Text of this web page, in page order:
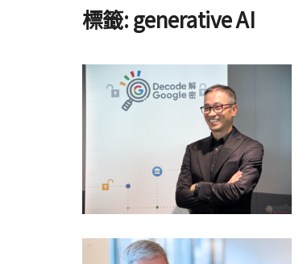
標籤:generative AI